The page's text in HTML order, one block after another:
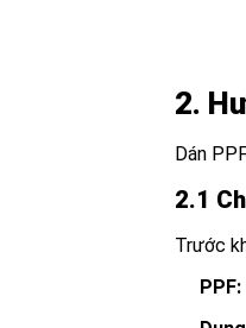
2.
Dán
2.1
Trước
PPF: